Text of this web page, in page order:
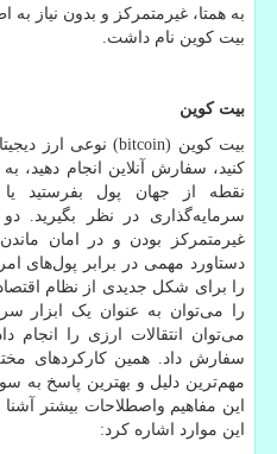
به همتا، غیرمتمرکز و بدون نیاز
بیت کوین نام داشت.
بیت کوین
بیت کوین (bitcoin) نوعی ارز
کنید، سفارش‌ آنلاین انجام
نقطه از جهان پول بفرستید
سرمایه‌گذاری در نظر بگیرید.
غیرمتمرکز بودن و در امان
دستاورد مهمی در برابر پول‌های
را برای شکل جدیدی از نظام
را می‌توان به عنوان یک ابزار
می‌توان انتقالات ارزی را انجام
سفارش داد. همین کارکردهای
مهم‌ترین دلیل و بهترین پاسخ به
این مفاهیم واصطلاحات بیشتر
این موارد اشاره کرد: